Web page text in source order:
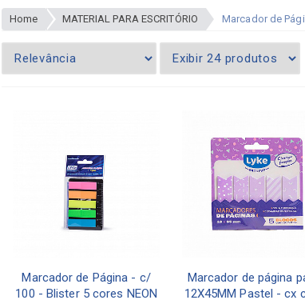
Home MATERIAL PARA ESCRITÓRIO Marcador de
Marcador de Página - c/
100 - Blister 5 cores NEON
Marcador de página
12X45MM Pastel - cx